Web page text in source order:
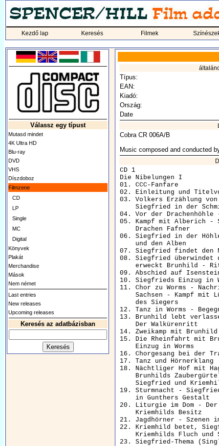
Kezdő lap Keresés Filmek
Válassz egy típust
Mutasd mindet
4K Ultra HD
Blu-ray
DVD
VHS
Díszdoboz
Filmzene
CD
LP
Single
MC
Digital
Könyvek
Plakát
Merchandise
Mások
Nem német
Last entries
New releases
Upcoming releases
Keresés az adatbázisban
Típus:
EAN:
Kiadó:
Ország:
Date
Cobra CR 006A/B
Music composed and conducted
CD 1
Die Nibelungen I
01. CCC-Fanfare
02. Einleitung und
03. Volkers Erzählung
Siegfried in der
04. Vor der
05. Kampf mit Alberich
    Drachen Fafner
06. Siegfried in der
    und den Alben
07. Siegfried findet den
08. Siegfried
erweckt Brunhild -
09. Abschied auf
10. Siegfrieds Einzug
11. Chor zu Worms -
Sachsen - Kampf mit
    des Siegers
12. Tanz in Worms -
13. Brunhild lebt
    Der Walkürenritt
14. Zweikamp mit
15. Die Rheinfahrt
    Einzug in Worms
16. Chorgesang bei
17. Tanz und
18. Nächtliger Hof mit
Brunhilds
Siegfried und
19. Sturmnacht -
    in Gunthers Gestalt
20. Liturgie im Dom -
    Kriemhilds Besitz
21. Jagdhörner - Szenen
22. Kriemhild betet,
Kriemhilds Fluch und
23. Siegfried-Thema